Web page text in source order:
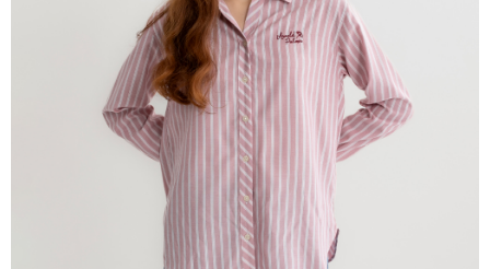
每筆NT$120，滿NT$1,500(含以上)免運費